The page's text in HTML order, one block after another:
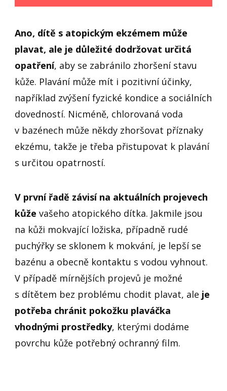
Ano, dítě s atopickým ekzémem může
plavat, ale je důležité dodržovat určitá
opatření, aby se zabránilo zhoršení stavu
kůže. Plavání může mít i pozitivní účinky,
například zvýšení fyzické kondice a sociálních
dovedností. Nicméně, chlorovaná voda
v bazénech může někdy zhoršovat příznaky
ekzému, takže je třeba přistupovat k plavání
s určitou opatrností.
V první řadě závisí na aktuálních projevech
kůževašeho atopického dítka. Jakmile jsou
na kůži mokvající ložiska, případně rudé
puchýřky se sklonem k mokvání, je lepší se
bazénu a obecně kontaktu s vodou vyhnout.
V případě mírnějších projevů je možné
s dítětem bez problému chodit plavat, ale je
potřeba chránit pokožku plaváčka
vhodnými prostředky, kterými dodáme
povrchu kůže potřebný ochranný film.